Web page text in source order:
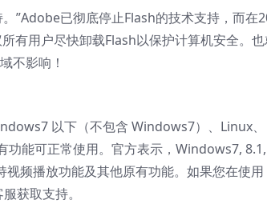
”Adobe已彻底停止Flash的技术支持，而在
有用户尽快卸载Flash以保护计算机安全。
不影响！
以下（不包含 Windows7）、Linux、
功能可正常使用。官方表示，Windows7,
频播放功能及其他原有功能。如果您在使用
获取支持。